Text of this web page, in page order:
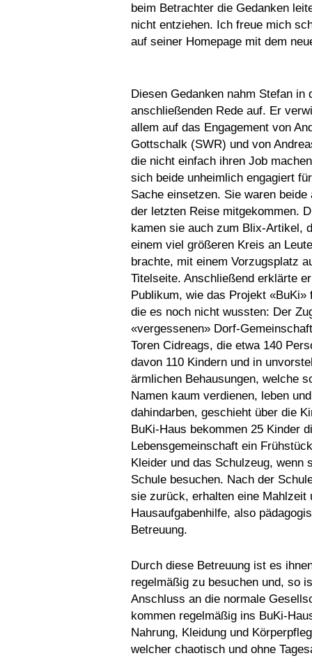
beim Betrachter die Gedanken
nicht entziehen. Ich freue mich
auf seiner Homepage mit dem
Diesen Gedanken nahm Stefan in
anschließenden Rede auf. Er
allem auf das Engagement von
Gottschalk (SWR) und von
die nicht einfach ihren Job
sich beide unheimlich engagiert
Sache einsetzen. Sie waren beide
der letzten Reise mitgekommen.
kamen sie auch zum Blix-Artikel,
einem viel größeren Kreis an
brachte, mit einem Vorzugsplatz
Titelseite. Anschließend erklärte
Publikum, wie das Projekt «BuKi»
die es noch nicht wussten: Der
«vergessenen» Dorf-
Toren Cidreags, die etwa 140
davon 110 Kindern und in
ärmlichen Behausungen, welche
Namen kaum verdienen, leben und
dahindarben, geschieht über die
BuKi-Haus bekommen 25 Kinder
Lebensgemeinschaft ein
Kleider und das Schulzeug, wenn
Schule besuchen. Nach der
sie zurück, erhalten eine Mahlzeit
Hausaufgabenhilfe, also
Betreuung.
Durch diese Betreuung ist es
regelmäßig zu besuchen und, so
Anschluss an die normale
kommen regelmäßig ins BuKi-
Nahrung, Kleidung und
welcher chaotisch und ohne